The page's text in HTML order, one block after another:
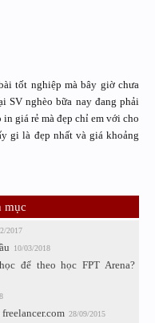
tốt nghiệp mà bây giờ chưa
SV nghèo bữa nay đang phải
giá rẻ mà đẹp chỉ em với cho
gi là đẹp nhất và giá khoảng
mục
2017
10/03/2018
để theo học FPT Arena?
28/09/2015